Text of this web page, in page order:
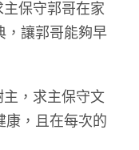
保守郭哥在家
，讓郭哥能夠早
，求主保守文
康，且在每次的